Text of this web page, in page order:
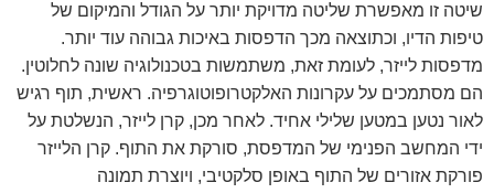
שיטה זו מאפשרת שליטה מדויקת יותר על הגודל והמיקום של
טיפות הדיו, וכתוצאה מכך הדפסות באיכות גבוהה עוד יותר.
מדפסות לייזר, לעומת זאת, משתמשות בטכנולוגיה שונה לחלוטין.
הם מסתמכים על עקרונות האלקטרופוטוגרפיה. ראשית, תוף רגיש
לאור נטען במטען שלילי אחיד. לאחר מכן, קרן לייזר, הנשלטת על
ידי המחשב הפנימי של המדפסת, סורקת את התוף. קרן הלייזר
פורקת אזורים של התוף באופן סלקטיבי, ויוצרת תמונה